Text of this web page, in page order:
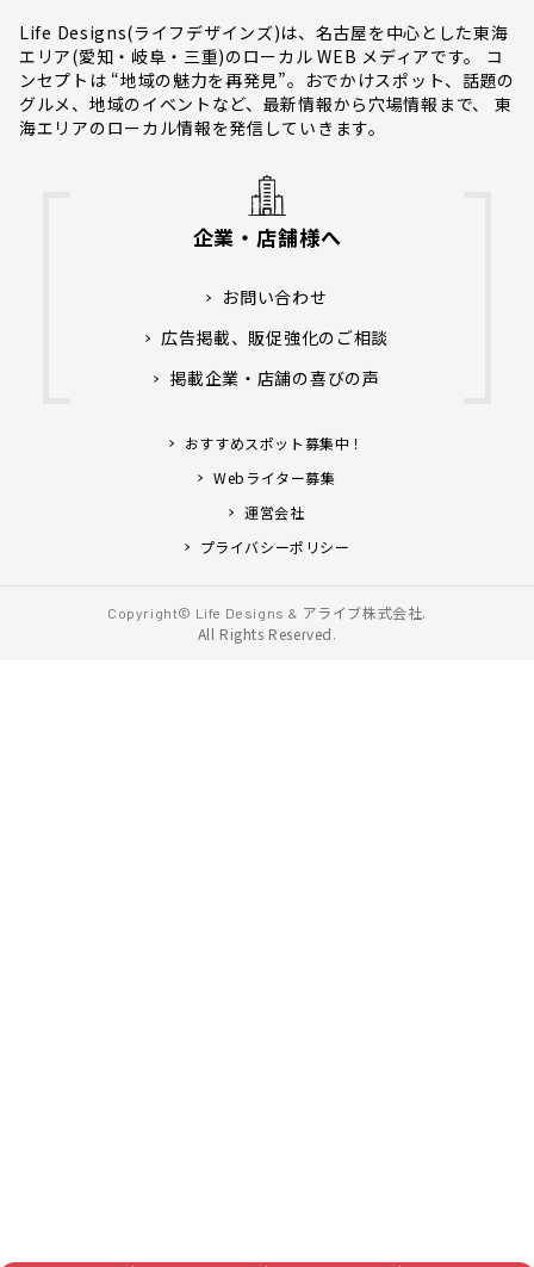
Life Designs(ライフデザインズ)は、名古屋を中心とした東海
エリア(愛知・岐阜・三重)のローカル WEB メディアです。 コ
ンセプトは “地域の魅力を再発見”。おでかけスポット、話題の
グルメ、地域のイベントなど、最新情報から穴場情報まで、 東
海エリアのローカル情報を発信していきます。
企業・店舗様へ
お問い合わせ
広告掲載、販促強化のご相談
掲載企業・店舗の喜びの声
おすすめスポット募集中！
Webライター募集
運営会社
プライバシーポリシー
Copyright© Life Designs & アライブ株式会社.
All Rights Reserved.